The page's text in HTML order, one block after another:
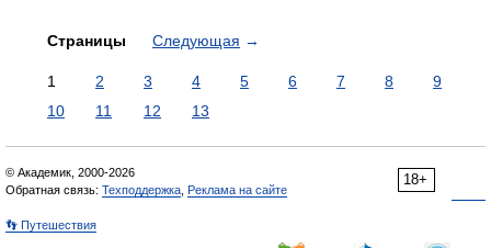
Страницы Следующая →
1 2 3 4 5 6 7 8
9
10
11 12 13
18+
© Академик, 2000-2026
Обратная связь: Техподдержка Реклама на сайте
👣 Путешествия